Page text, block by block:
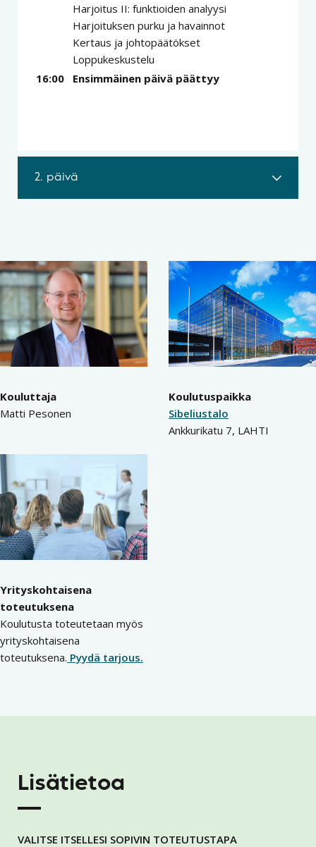
Harjoitus II: funktioiden analyysi
Harjoituksen purku ja havainnot
Kertaus ja johtopäätökset
Loppukeskustelu
16:00
Ensimmäinen päivä päättyy
2. päivä
Kouluttaja
Matti Pesonen
Koulutuspaikka
Sibeliustalo
Ankkurikatu 7, LAHTI
Yrityskohtaisena
toteutuksena
Koulutusta toteutetaan myös
yrityskohtaisena
toteutuksena. Pyydä tarjous.
Lisätietoa
VALITSE ITSELLESI SOPIVIN TOTEUTUSTAPA